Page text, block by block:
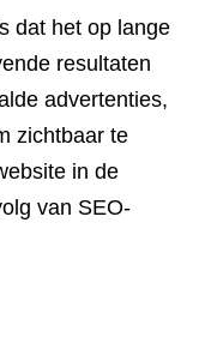
dat het op lange
resultaten
advertenties,
zichtbaar te
in de
van SEO-